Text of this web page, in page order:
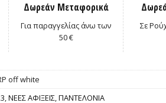
Δωρεάν Μεταφορικά
Για παραγγελίας άνω των
50 €
Σε
off white
,ΝΕΕΣ ΑΦΙΞΕΙΣ,ΠΑΝΤΕΛΟΝΙΑ